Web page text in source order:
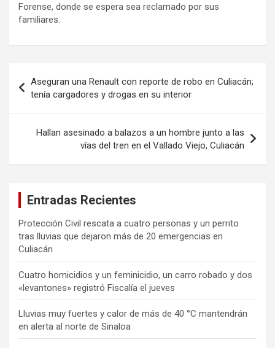
Forense, donde se espera sea reclamado por sus
familiares.
de
entradas
Aseguran una Renault con reporte de robo en Culiacán;
tenía cargadores y drogas en su interior
Hallan asesinado a balazos a un hombre junto a las
vías del tren en el Vallado Viejo, Culiacán
Entradas Recientes
Protección Civil rescata a cuatro personas y un perrito
tras lluvias que dejaron más de 20 emergencias en
Culiacán
Cuatro homicidios y un feminicidio, un carro robado y dos
«levantones» registró Fiscalía el jueves
Lluvias muy fuertes y calor de más de 40 °C mantendrán
en alerta al norte de Sinaloa